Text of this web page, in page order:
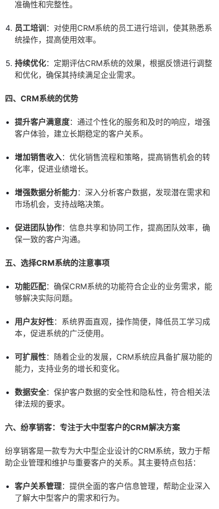
准确性和完整性。
员工培训 ：对使用CRM系统的员工进行培训，使其熟悉系
统操作，提高使用效率。
持续优化：定期评估CRM系统的效果，根据反馈进行调整
和优化，确保其持续满足企业需求。
四、CRM系统的优势
提升客户满意度：通过个性化的服务和及时的响应，增强
客户体验，建立长期稳定的客户关系。
增加销售收入：优化销售流程和策略，提高销售机会的转
化率，促进业绩增长。
增强数据分析能力：深入分析客户数据，发现潜在需求和
市场机会，支持战略决策。
促进团队协作：信息共享和协同工作，提高团队效率，确
保一致的客户沟通。
五、选择CRM系统的注意事项
功能匹配：确保CRM系统的功能符合企业的业务需求，能
够解决实际问题。
用户友好性：系统界面直观，操作简便，降低员工学习成
本，促进系统的广泛使用。
可扩展性：随着企业的发展，CRM系统应具备扩展功能的
能力，支持业务的增长和变化。
数据安全：保护客户数据的安全性和隐私性，符合相关法
律法规的要求。
六、纷享销客：专注于大中型客户的CRM解决方案
纷享销客是一款专为大中型企业设计的CRM系统，致力于帮
助企业管理和维护与重要客户的关系。其主要特点包括：
客户关系管理：提供全面的客户信息管理，帮助企业深入
了解大中型客户的需求和行为。